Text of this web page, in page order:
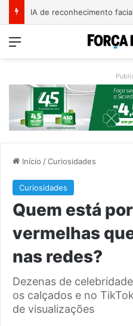
Menu
Início /Curiosidades
Curiosidades
Quem está
vermelhas
nas redes?
Dezenas de
os calçados e no
de visualizações